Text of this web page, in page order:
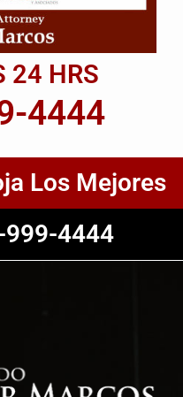
24 HRS
4444
Los Mejores
999-4444